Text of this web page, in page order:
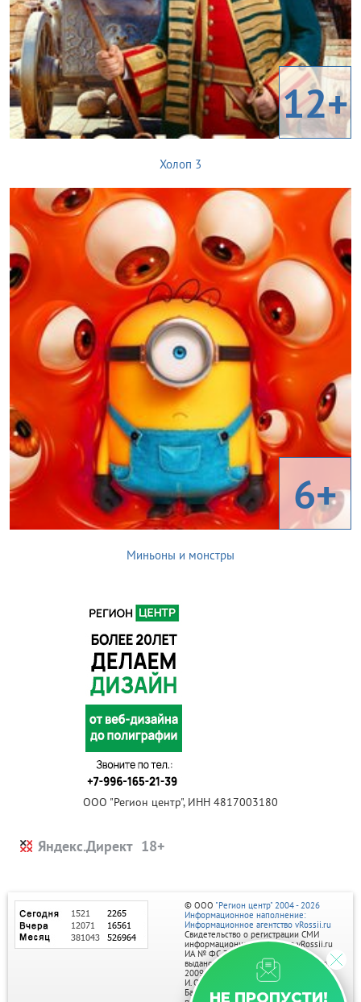
12+
Холоп 3
6+
Миньоны и монстры
ООО "Регион центр", ИНН 4817003180
Яндекс.Директ
НЕ ПРОПУСТИ!
© ООО "Регион центр" 2004 - 2026
Информационное наполнение:
Информационное агентство vRossii.ru
Свидетельство о регистрации СМИ
информационного агентства vRossii.ru
ИА № ФС 77‑35502
выдано РОСКОМНАДЗОРом 04 марта
2009г.
И. О. Главного редактора Нарыков А. Н.
Баннеры на портале размещаются на